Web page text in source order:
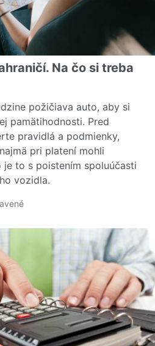
Na čo si treba
požičiava auto, aby si
pamätihodnosti. Pred
pravidlá a podmienky,
pri platení mohli
to s poistením spoluúčasti
vozidla.